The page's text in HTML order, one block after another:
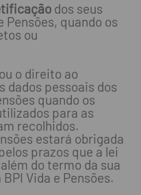
dos seus
Pensões, quando os
ou
o direito ao
dados pessoais dos
quando os
para as
recolhidos.
estará obrigada
prazos que a lei
do termo da sua
Vida e Pensões.